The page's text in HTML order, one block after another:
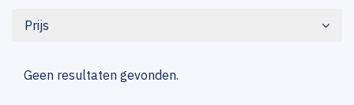
Prijs
Geen resultaten gevonden.